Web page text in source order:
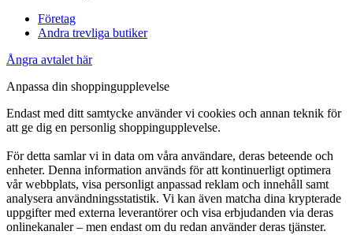
Företag
Andra trevliga butiker
Ångra avtalet här
Anpassa din shoppingupplevelse
Endast med ditt samtycke använder vi cookies och annan teknik för
att ge dig en personlig shoppingupplevelse.
För detta samlar vi in data om våra användare, deras beteende och
enheter. Denna information används för att kontinuerligt optimera
vår webbplats, visa personligt anpassad reklam och innehåll samt
analysera användningsstatistik. Vi kan även matcha dina krypterade
uppgifter med externa leverantörer och visa erbjudanden via deras
onlinekanaler – men endast om du redan använder deras tjänster.